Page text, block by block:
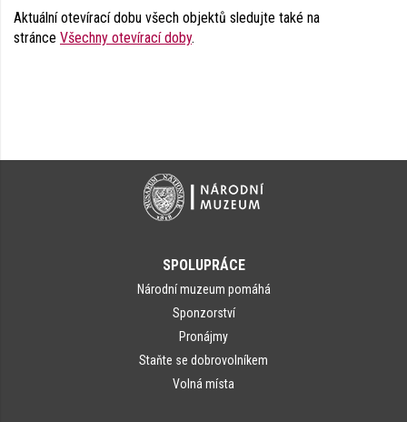
Aktuální otevírací dobu všech objektů sledujte také na
stránce Všechny otevírací doby.
SPOLUPRÁCE
Národní muzeum pomáhá
Sponzorství
Pronájmy
Staňte se dobrovolníkem
Volná místa